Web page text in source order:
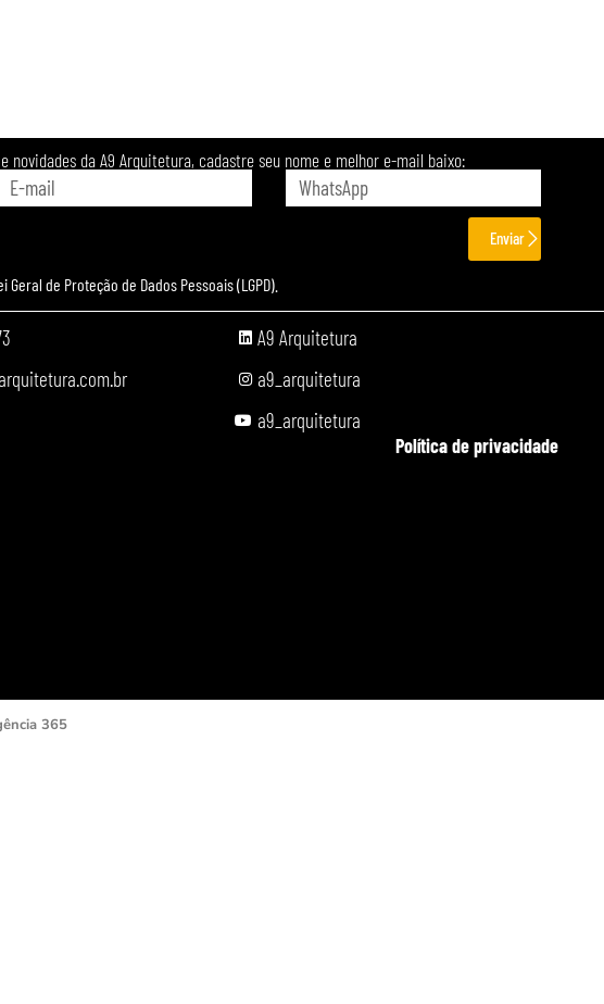
novidades da A9 Arquitetura, cadastre seu nome e melhor e-mail baixo:
Enviar
de Proteção de Dados Pessoais (LGPD).
A9 Arquitetura
a9_arquitetura
a9_arquitetura
Política de privacidade
365